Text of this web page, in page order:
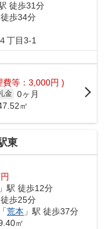
徒歩31分
徒歩34分
４丁目3-1
費等：3,000円 )
金 0ヶ月
㎡
東
」駅 徒歩12分
徒歩25分
「荒本 」駅 徒歩37分
㎡